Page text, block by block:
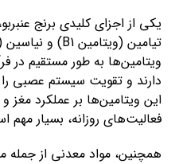
ویتامین‌ها به طور مستقیم در
دارند و تقویت سیستم عصبی
این ویتامین‌ها بر عملکرد مغز
فعالیت‌های روزانه، بسیار مهم
همچنین، مواد معدنی از جمله